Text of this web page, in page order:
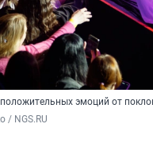
эмоций от
/ NGS.RU